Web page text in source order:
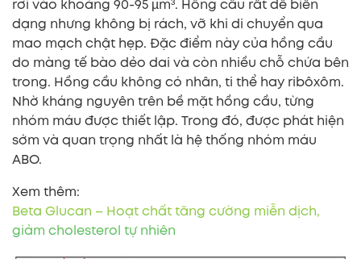
rơi vào khoảng 90-95 µm³. Hồng cầu rất dễ biến
dạng nhưng không bị rách, vỡ khi di chuyển qua
mao mạch chật hẹp. Đặc điểm này của hồng cầu
do màng tế bào dẻo dai và còn nhiều chỗ chứa bên
trong. Hồng cầu không có nhân, ti thể hay ribôxôm.
Nhờ kháng nguyên trên bề mặt hồng cầu, từng
nhóm máu được thiết lập. Trong đó, được phát hiện
sớm và quan trọng nhất là hệ thống nhóm máu
ABO.
Xem thêm:
Beta Glucan – Hoạt chất tăng cường miễn dịch,
giảm cholesterol tự nhiên